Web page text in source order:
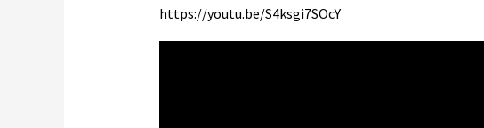
https://youtu.be/S4ksgi7SOcY